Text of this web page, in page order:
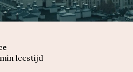
min leestijd